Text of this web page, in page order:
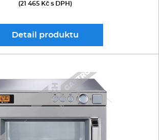
(21 465 Kč s DPH)
Detail produktu